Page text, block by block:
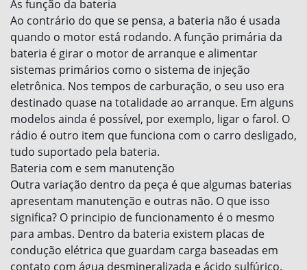
As função da bateria
Ao contrário do que se pensa, a bateria não é usada
quando o motor está rodando. A função primária da
bateria é girar o motor de arranque e alimentar
sistemas primários como o sistema de injeção
eletrônica. Nos tempos de carburação, o seu uso era
destinado quase na totalidade ao arranque. Em alguns
modelos ainda é possível, por exemplo, ligar o farol. O
rádio é outro item que funciona com o carro desligado,
tudo suportado pela bateria.
Bateria com e sem manutenção
Outra variação dentro da peça é que algumas baterias
apresentam manutenção e outras não. O que isso
significa? O principio de funcionamento é o mesmo
para ambas. Dentro da bateria existem placas de
condução elétrica que guardam carga baseadas em
contato com água desmineralizada e ácido sulfúrico.